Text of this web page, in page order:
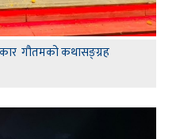
गौतमको कथासङ्ग्रह